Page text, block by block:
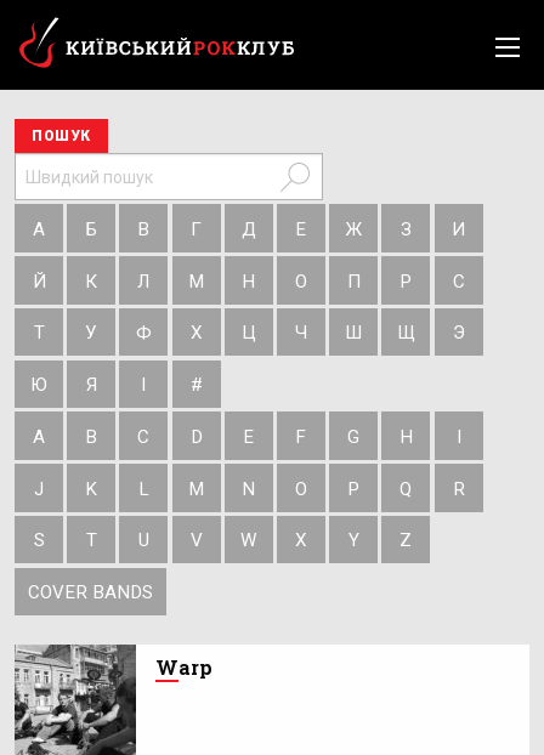
ПОШУК
А Б В Г Д Е Ж З И
Й К Л М Н О П Р С
Т У Ф Х Ц Ч Ш Щ Э
Ю Я І #
A B C D E F G H I
J K L M N O P Q R
S T U V W X Y Z
COVER BANDS
Warp